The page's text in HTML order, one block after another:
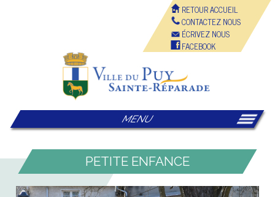
RETOUR ACCUEIL
CONTACTEZ NOUS
ÉCRIVEZ NOUS
FACEBOOK
MENU
PETITE ENFANCE